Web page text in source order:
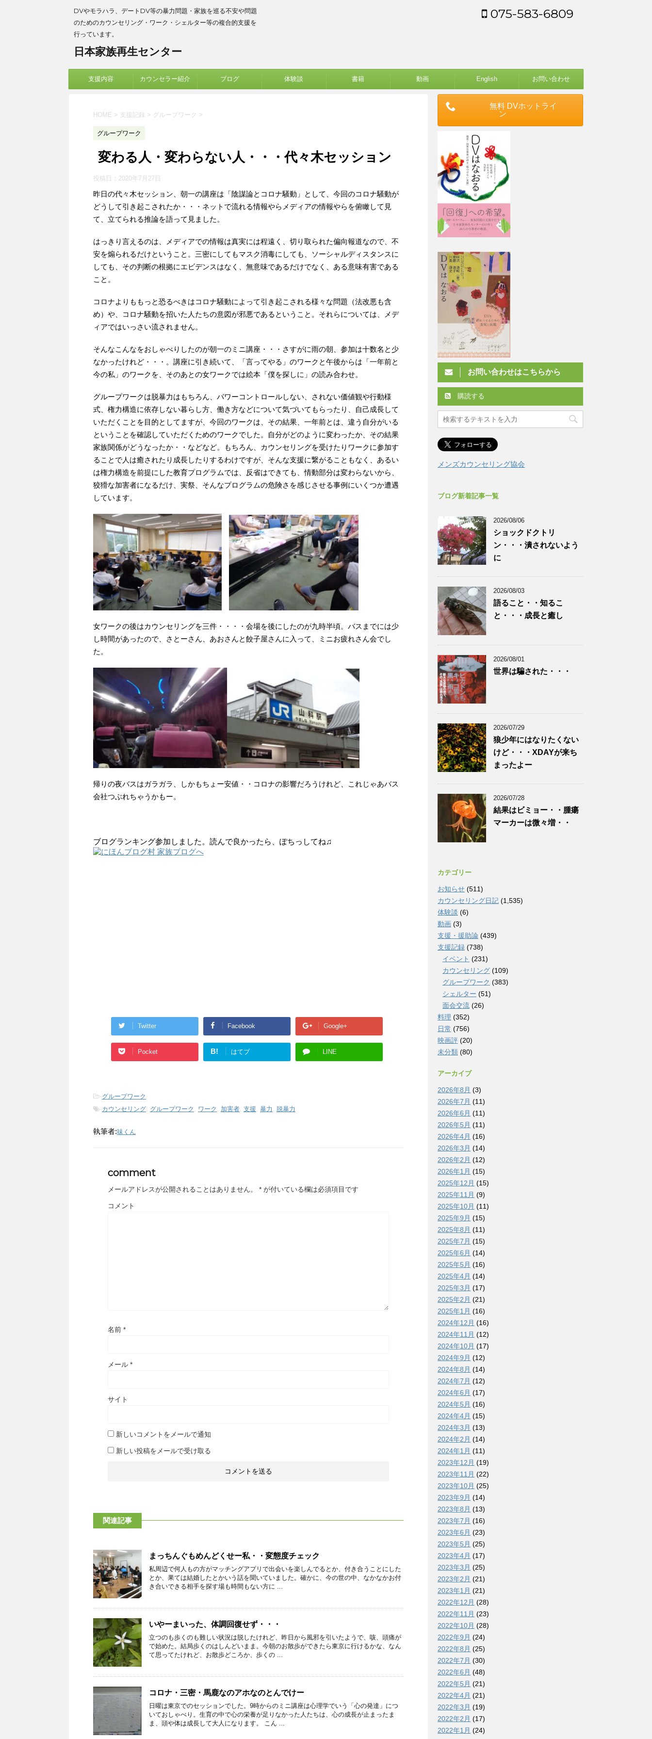
DVやモラハラ、デートDV等の暴力問題・家族を巡る不安や問題
のためのカウンセリング・ワーク・シェルター等の複合的支援を
行っています。
日本家族再生センター
075-583-6809
支援内容 カウンセラー紹介 ブログ 体験談 書籍 動画 English お問い合わせ
HOME > 支援記録 > グループワーク >
グループワーク
変わる人・変わらない人・・・代々木セッション
投稿日： 2020年7月27日
昨日の代々木セッション、朝一の講座は「陰謀論とコロナ騒動」として、今回のコロナ騒動が
どうして引き起こされたか・・・ネットで流れる情報やらメディアの情報やらを俯瞰して見
て、立てられる推論を語って見ました。
はっきり言えるのは、メディアでの情報は真実には程遠く、切り取られた偏向報道なので、不
安を煽られるだけということ。三密にしてもマスク消毒にしても、ソーシャルディスタンスに
しても、その判断の根拠にエビデンスはなく、無意味であるだけでなく、ある意味有害である
こと。
コロナよりももっと恐るべきはコロナ騒動によって引き起こされる様々な問題（法改悪も含
め）や、コロナ騒動を招いた人たちの意図が邪悪であるということ。それらについては、メデ
ィアではいっさい流されません。
そんなこんなをおしゃべりしたのが朝一のミニ講座・・・さすがに雨の朝、参加は十数名と少
なかったけれど・・・。講座に引き続いて、「言ってやる」のワークと午後からは「一年前と
今の私」のワークを、そのあとの女ワークでは絵本「僕を探しに」の読み合わせ。
グループワークは脱暴力はもちろん、パワーコントロールしない、されない価値観や行動様
式、権力構造に依存しない暮らし方、働き方などについて気づいてもらったり、自己成長して
いただくことを目的としてますが、今回のワークは、その結果、一年前とは、違う自分がいる
ということを確認していただくためのワークでした。自分がどのように変わったか、その結果
家族関係がどうなったか・・などなど。もちろん、カウンセリングを受けたりワークに参加す
ることで人は癒されたり成長したりするわけですが、そんな支援に繋がることもなく、あるい
は権力構造を前提にした教育プログラムでは、反省はできても、情動部分は変わらないから、
狡猾な加害者になるだけ、実祭、そんなプログラムの危険さを感じさせる事例にいくつか遭遇
しています。
女ワークの後はカウンセリングを三件・・・・会場を後にしたのが九時半頃。バスまでには少
し時間があったので、さとーさん、あおさんと餃子屋さんに入って、ミニお疲れさん会でし
た。
帰りの夜バスはガラガラ、しかもちょー安値・・コロナの影響だろうけれど、これじゃあバス
会社つぶれちゃうかもー。
ブログランキング参加しました。読んで良かったら、ぽちっしてね♫
Twitter Facebook Google+
Pocket B! はてブ LINE
-グループワーク
-カウンセリング グループワーク ワーク 加害者 支援 暴力 脱暴力
執筆者:味くん
comment
メールアドレスが公開されることはありません。 * が付いている欄は必須項目です
コメント
名前 *
メール *
サイト
新しいコメントをメールで通知
新しい投稿をメールで受け取る
関連記事
まっちんぐもめんどくせー私・・変態度チェック
私周辺で何人もの方がマッチングアプリで出会いを楽しんでるとか、付き合うことにした
とか、果ては結婚したとかいう話を聞いていました。確かに、今の世の中、なかなかお付
き合いできる相手を探す場も時間もない方に ...
いやーまいった、体調回復せず・・・
立つのも歩くのも難しい状況は脱したけれど、昨日から風邪を引いたようで、咳、頭痛が
で始めた。結局歩くのはしんどいまま。今朝のお散歩ができたら東京に行けるかな、なん
て思ってたけれど、お散歩どころか、歩くの ...
コロナ・三密・馬鹿なのアホなのとんでけー
日曜は東京でのセッションでした。9時からのミニ講座は心理学でいう「心の発達」につ
いておしゃべり。生育の中で心の栄養が足りなかった人たちは、心の成長が止まったま
ま、頭や体は成長して大人になります。 こん ...
無料 DVホットライ
ン
お問い合わせはこちらから
購読する
メンズカウンセリング協会
ブログ新着記事一覧
2026/08/06
ショックドクトリ
ン・・・潰されないよう
に
2026/08/03
語ること・・知るこ
と・・・成長と癒し
2026/08/01
世界は騙された・・・
2026/07/29
狼少年にはなりたくない
けど・・・XDAYが来ち
まったよー
2026/07/28
結果はビミョー・・腫瘍
マーカーは微々増・・
カテゴリー
お知らせ (511)
カウンセリング日記 (1,535)
体験談 (6)
動画 (3)
支援・援助論 (439)
支援記録 (738)
イベント (231)
カウンセリング (109)
グループワーク (383)
シェルター (51)
面会交流 (26)
料理 (352)
日常 (756)
映画評 (20)
未分類 (80)
アーカイブ
2026年8月 (3)
2026年7月 (11)
2026年6月 (11)
2026年5月 (11)
2026年4月 (16)
2026年3月 (14)
2026年2月 (12)
2026年1月 (15)
2025年12月 (15)
2025年11月 (9)
2025年10月 (11)
2025年9月 (15)
2025年8月 (11)
2025年7月 (15)
2025年6月 (14)
2025年5月 (16)
2025年4月 (14)
2025年3月 (17)
2025年2月 (21)
2025年1月 (16)
2024年12月 (16)
2024年11月 (12)
2024年10月 (17)
2024年9月 (12)
2024年8月 (14)
2024年7月 (12)
2024年6月 (17)
2024年5月 (16)
2024年4月 (15)
2024年3月 (13)
2024年2月 (14)
2024年1月 (11)
2023年12月 (19)
2023年11月 (22)
2023年10月 (25)
2023年9月 (14)
2023年8月 (13)
2023年7月 (16)
2023年6月 (23)
2023年5月 (25)
2023年4月 (17)
2023年3月 (25)
2023年2月 (21)
2023年1月 (21)
2022年12月 (28)
2022年11月 (23)
2022年10月 (28)
2022年9月 (24)
2022年8月 (25)
2022年7月 (30)
2022年6月 (48)
2022年5月 (21)
2022年4月 (21)
2022年3月 (19)
2022年2月 (17)
2022年1月 (24)